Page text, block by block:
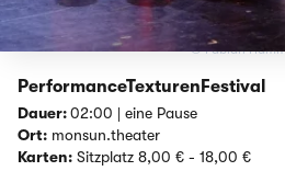
© Fabian
PerformanceTexturenFestival
Dauer:02:00 | eine Pause
Ort: monsun.theater
Karten: Sitzplatz 8,00 € - 18,00 €